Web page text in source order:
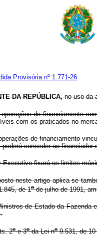
Provisória nº 1.771-26
DA REPÚBLICA,no uso da
de financiamento
com os praticados no
de financiamento
poderá conceder ao
fixará os limites
neste artigo aplica-se
de 1ode julho de 1991,
de Estado da Fazenda e
2oe 3oda Lei no9.531, de 10